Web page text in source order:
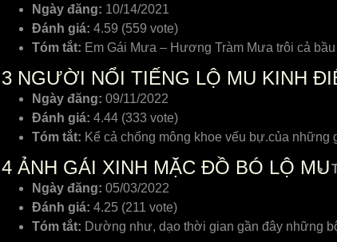
Ngày đăng: 10/14/2021
Đánh giá: 4.59 (559 vote)
Tóm tắt: Em Gái Mưa – Hương Tràm Mưa trôi cả
3 NGƯỜI NỔI TIẾNG LỘ MU KINH
Ngày đăng: 09/11/2022
Đánh giá: 4.44 (333 vote)
Tóm tắt: Kể cả chổng mông khoe vếu bự.của
4 ẢNH GÁI XINH MẶC ĐỒ BÓ LỘ MU
Ngày đăng: 05/03/2022
Đánh giá: 4.25 (211 vote)
Tóm tắt: Dường như, dạo thời gian gần đây những